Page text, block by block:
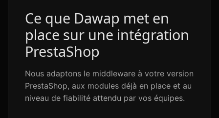
Ce que Dawap met en
place sur une intégration
PrestaShop
Nous adaptons le middleware à votre version
PrestaShop, aux modules déjà en place et au
niveau de fiabilité attendu par vos équipes.